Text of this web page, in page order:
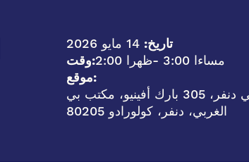
تاريخ: 14 مايو 2026
وقت:
2:00 ظهرا
- 3:00 مساءا
موقع:
غرفة مجتمع مايكل ب. هانكوك في مكتب برنامج ما قبل المدرسة في دنفر، 305 بارك أفينيو، مكتب بي
الغربي، دنفر، كولورادو 80205